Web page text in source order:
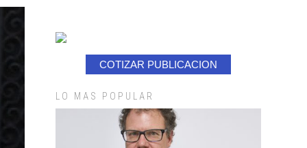
COTIZAR PUBLICACION
LO MAS POPULAR